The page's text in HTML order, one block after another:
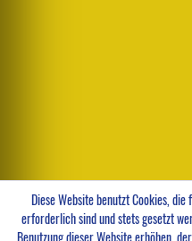
Diese Website benutzt Cookies,
erforderlich sind und stets gesetzt
Benutzung dieser Website erhöhen,